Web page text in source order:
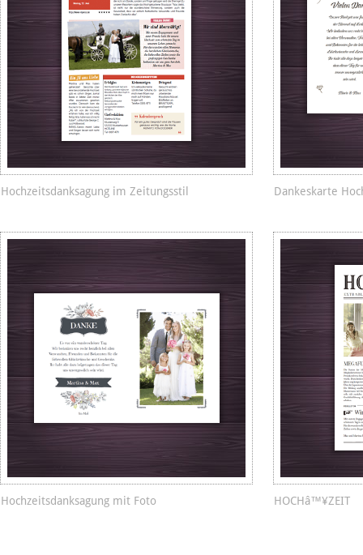
Hochzeitsdanksagung im Zeitungsstil Dankeskarte
Hochzeitsdanksagung mit Foto HOCHâ™¥ZEIT